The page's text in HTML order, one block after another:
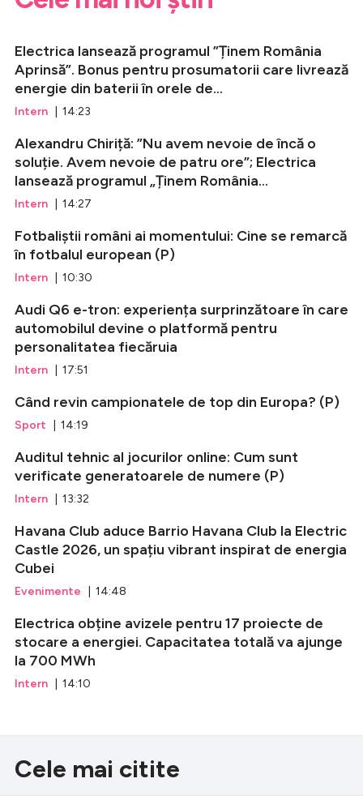
Electrica lansează programul ”Ținem România
Aprinsă”. Bonus pentru prosumatorii care livrează
energie din baterii în orele de...
Intern | 14:23
Alexandru Chiriță: ”Nu avem nevoie de încă o
soluție. Avem nevoie de patru ore”; Electrica
lansează programul „Ținem România...
Intern | 14:27
Fotbaliștii români ai momentului: Cine se remarcă
în fotbalul european (P)
Intern | 10:30
Audi Q6 e-tron: experiența surprinzătoare în care
automobilul devine o platformă pentru
personalitatea fiecăruia
Intern | 17:51
Când revin campionatele de top din Europa? (P)
Sport | 14:19
Auditul tehnic al jocurilor online: Cum sunt
verificate generatoarele de numere (P)
Intern | 13:32
Havana Club aduce Barrio Havana Club la Electric
Castle 2026, un spațiu vibrant inspirat de energia
Cubei
Evenimente | 14:48
Electrica obține avizele pentru 17 proiecte de
stocare a energiei. Capacitatea totală va ajunge
la 700 MWh
Intern | 14:10
Cele mai citite